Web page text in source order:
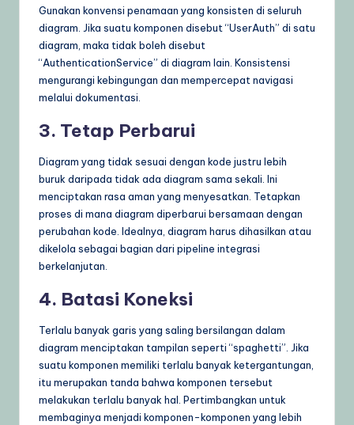
Gunakan konvensi penamaan yang konsisten di seluruh
diagram. Jika suatu komponen disebut “UserAuth” di satu
diagram, maka tidak boleh disebut
“AuthenticationService” di diagram lain. Konsistensi
mengurangi kebingungan dan mempercepat navigasi
melalui dokumentasi.
3. Tetap Perbarui
Diagram yang tidak sesuai dengan kode justru lebih
buruk daripada tidak ada diagram sama sekali. Ini
menciptakan rasa aman yang menyesatkan. Tetapkan
proses di mana diagram diperbarui bersamaan dengan
perubahan kode. Idealnya, diagram harus dihasilkan atau
dikelola sebagai bagian dari pipeline integrasi
berkelanjutan.
4. Batasi Koneksi
Terlalu banyak garis yang saling bersilangan dalam
diagram menciptakan tampilan seperti “spaghetti”. Jika
suatu komponen memiliki terlalu banyak ketergantungan,
itu merupakan tanda bahwa komponen tersebut
melakukan terlalu banyak hal. Pertimbangkan untuk
membaginya menjadi komponen-komponen yang lebih